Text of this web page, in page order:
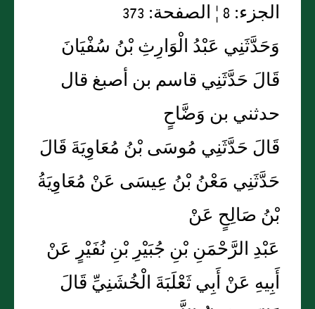
الجزء: 8 ¦ الصفحة: 373
وَحَدَّثَنِي عَبْدُ الْوَارِثِ بْنُ سُفْيَانَ
قَالَ حَدَّثَنِي قاسم بن أصبغ قال
حدثني بن وَضَّاحٍ
قَالَ حَدَّثَنِي مُوسَى بْنُ مُعَاوِيَةَ قَالَ
حَدَّثَنِي مَعْنُ بْنُ عِيسَى عَنْ مُعَاوِيَةُ
بْنُ صَالِحٍ عَنْ
عَبْدِ الرَّحْمَنِ بْنِ جُبَيْرِ بْنِ نُفَيْرٍ عَنْ
أَبِيهِ عَنْ أَبِي ثَعْلَبَةَ الْخُشَنِيِّ قَالَ